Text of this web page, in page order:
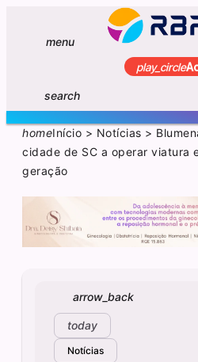
menu
play_circle
search
homeInício > Notícias >
cidade de SC a operar viatura
geração
arrow_back
today
Notícias